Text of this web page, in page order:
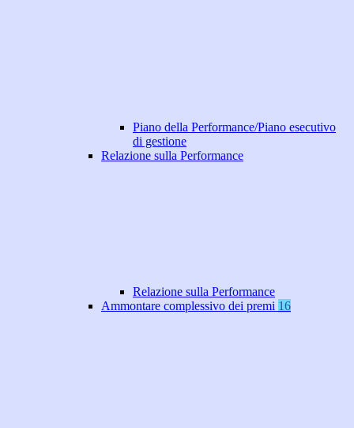
Piano della Performance/Piano esecutivo
di gestione
Relazione sulla Performance
Relazione sulla Performance
Ammontare complessivo dei premi 16